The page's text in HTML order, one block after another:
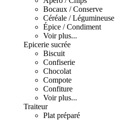
Bocaux / Conserve
Céréale / Légumineuse
Épice / Condiment
Voir plus...
Epicerie sucrée
Biscuit
Confiserie
Chocolat
Compote
Confiture
Voir plus...
Traiteur
Plat préparé